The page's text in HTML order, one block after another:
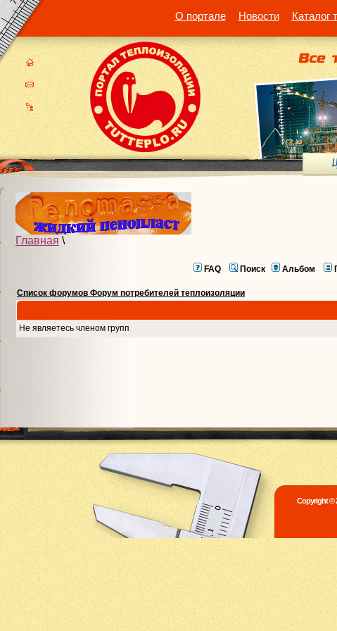
О портале Новости Каталог
Главная \
FAQ Поиск Альбом
Список форумов Форум потребителей теплоизоляции
Не являетесь членом групп
Copyright ©